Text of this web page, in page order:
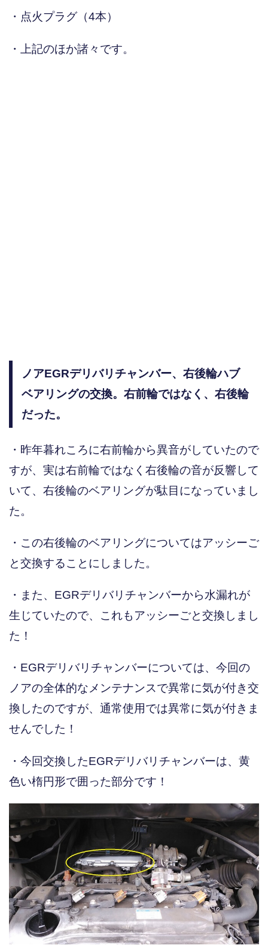
・点火プラグ（4本）
・上記のほか諸々です。
ノアEGRデリバリチャンバー、右後輪ハブ
ベアリングの交換。右前輪ではなく、右後輪
だった。
・昨年暮れころに右前輪から異音がしていたので
すが、実は右前輪ではなく右後輪の音が反響して
いて、右後輪のベアリングが駄目になっていまし
た。
・この右後輪のベアリングについてはアッシーご
と交換することにしました。
・また、EGRデリバリチャンバーから水漏れが
生じていたので、これもアッシーごと交換しまし
た！
・EGRデリバリチャンバーについては、今回の
ノアの全体的なメンテナンスで異常に気が付き交
換したのですが、通常使用では異常に気が付きま
せんでした！
・今回交換したEGRデリバリチャンバーは、黄
色い楕円形で囲った部分です！